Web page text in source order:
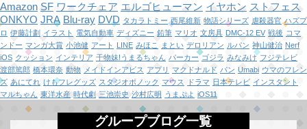
Amazon SF ワークチェア エルゴヒューマン イヤホン ストフェス
ONKYO JRA Blu-ray DVD タカラトミー 西尾維新 物語シリーズ 虐殺器官 ハズプ
ロ 伊藤計劃 イラスト 電気自動車 ディズニー 鉛筆 マリオ 文房具 DMC-12 EV 戦後 コマ
ンドー マンガ大賞 小池健 アート LINE みほこ まとい デロリアン ルパン 神山健治 Nerf
iOS クッション インテリア 干物妹!うまるちゃん パーカー ゴジラ みなみけ フジテレビ
渡部篤郎 橋本環奈 動物 メイドインアビス アプリ マクドナルド パン Umabi ウマのフレン
ズ あにてれ けもフレグッズ スタジオポノック マウス ドラマ 日本テレビ インスタント
マルちゃん 東洋水産 時代劇 三池崇史 沙村広明 うまぷよ iOS11
グループブログ一覧